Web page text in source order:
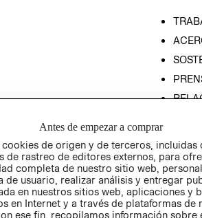
Antes de empezar a comprar
de origen y de terceros, incluidas
de rastreo de editores externos, para
completa de nuestro sitio web,
de usuario, realizar análisis y entregar
en nuestros sitios web, aplicaciones y
en Internet y a través de plataformas de
ese fin, recopilamos información sobre